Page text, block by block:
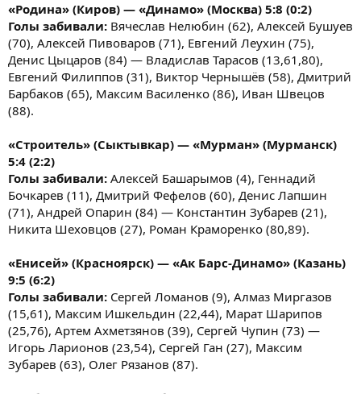
«Родина» (Киров) — «Динамо» (Москва) 5:8 (0:2)
Голы забивали: Вячеслав Нелюбин (62), Алексей Бушуев
(70), Алексей Пивоваров (71), Евгений Леухин (75),
Денис Цыцаров (84) — Владислав Тарасов (13,61,80),
Евгений Филиппов (31), Виктор Чернышёв (58), Дмитрий
Барбаков (65), Максим Василенко (86), Иван Швецов
(88).
«Строитель» (Сыктывкар) — «Мурман» (Мурманск)
5:4 (2:2)
Голы забивали: Алексей Башарымов (4), Геннадий
Бочкарев (11), Дмитрий Фефелов (60), Денис Лапшин
(71), Андрей Опарин (84) — Константин Зубарев (21),
Никита Шеховцов (27), Роман Краморенко (80,89).
«Енисей» (Красноярск) — «Ак Барс-Динамо» (Казань)
9:5 (6:2)
Голы забивали: Сергей Ломанов (9), Алмаз Миргазов
(15,61), Максим Ишкельдин (22,44), Марат Шарипов
(25,76), Артем Ахметзянов (39), Сергей Чупин (73) —
Игорь Ларионов (23,54), Сергей Ган (27), Максим
Зубарев (63), Олег Рязанов (87).